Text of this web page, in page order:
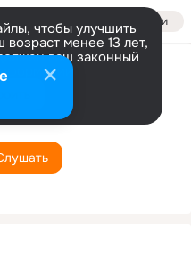
Войти
чтобы улучшить
менее 13 лет,
ваш законный